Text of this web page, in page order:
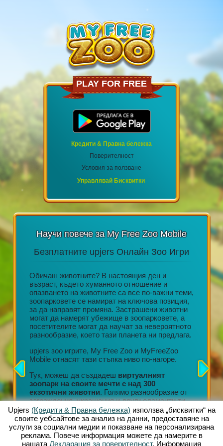
PLAY FOR FREE
Кредити & Правна бележка
Поверителност
Условия за ползване
Управлявай Бисквитки
Научи повече за My Free Zoo Mobile
на
Безплатните upjers Онлайн Зоо Игри
Обичаш животните? В настоящия ден и
възраст, където хуманното отношение и
опазването на животните са все по-важни теми,
зоопарковете се намират на ключова позиция,
за да направят промяна. Застрашени животни
могат да намерят убежище в зоопарковете, а
посетителите могат да научат за невероятното
разнообразие, което тази планета ни предлага.
upjers зоо игрите, My Free Zoo и MyFreeZoo
Mobile отнасят тази стъпка ниво по-нагоре.
Тук, можеш да създадеш виртуалният
зоопарк на своите мечти с над 300
екзотични животни. Голямо разнообразие от
заграждения, украшения и други елементи ти
позволяват да създадеш уникална среда на
живот.
Всяко
своя
могат
Тези
Upjers (Кредити & Правна бележка) използва „бисквитки“ на
своите уебсайтове за анализ на данни, предоставяне на
услуги за социални медии и показване на персонализирана
реклама. Повече информация можете да намерите в
нашата Декларация за поверителност. Информация